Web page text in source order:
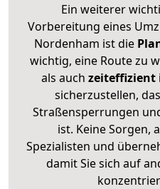
Ein weiterer
Vorbereitung eines
Nordenham ist die
wichtig, eine Route zu
als auch zeiteffizient
sicherzustellen,
Straßensperrungen
ist. Keine Sorgen,
Spezialisten und
damit Sie sich auf